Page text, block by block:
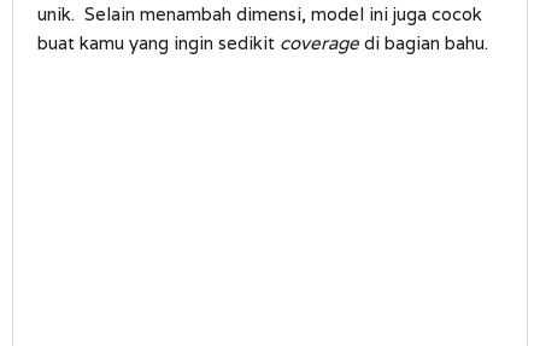
unik. Selain menambah dimensi, model ini juga cocok
buat kamu yang ingin sedikit coverage di bagian bahu.